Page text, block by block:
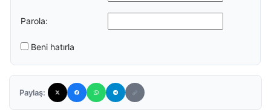
Parola:
Beni hatırla
Paylaş: